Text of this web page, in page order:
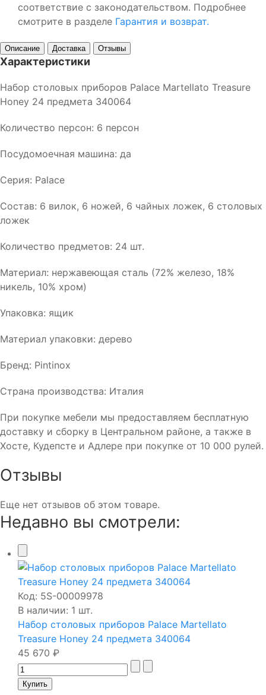
соответствие с законодательством. Подробнее
смотрите в разделе Гарантия и возврат.
Описание Доставка Отзывы
Характеристики
Набор столовых приборов Palace Martellato Treasure
Honey 24 предмета 340064
Количество персон: 6 персон
Посудомоечная машина: да
Серия: Palace
Состав: 6 вилок, 6 ножей, 6 чайных ложек, 6 столовых
ложек
Количество предметов: 24 шт.
Материал: нержавеющая сталь (72% железо, 18%
никель, 10% хром)
Упаковка: ящик
Материал упаковки: дерево
Бренд: Pintinox
Страна производства: Италия
При покупке мебели мы предоставляем бесплатную
доставку и сборку в Центральном районе, а также в
Хосте, Кудепсте и Адлере при покупке от 10 000 рулей.
Отзывы
Еще нет отзывов об этом товаре.
Недавно вы смотрели:
Код: 5S-00009978
В наличии: 1 шт.
Набор столовых приборов Palace Martellato
Treasure Honey 24 предмета 340064
45 670 ₽